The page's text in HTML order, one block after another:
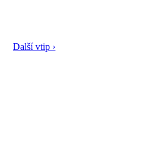
Další vtip ›